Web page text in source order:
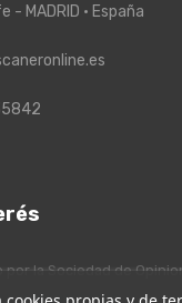
MADRID · España
la Sociedad de
el certificado.